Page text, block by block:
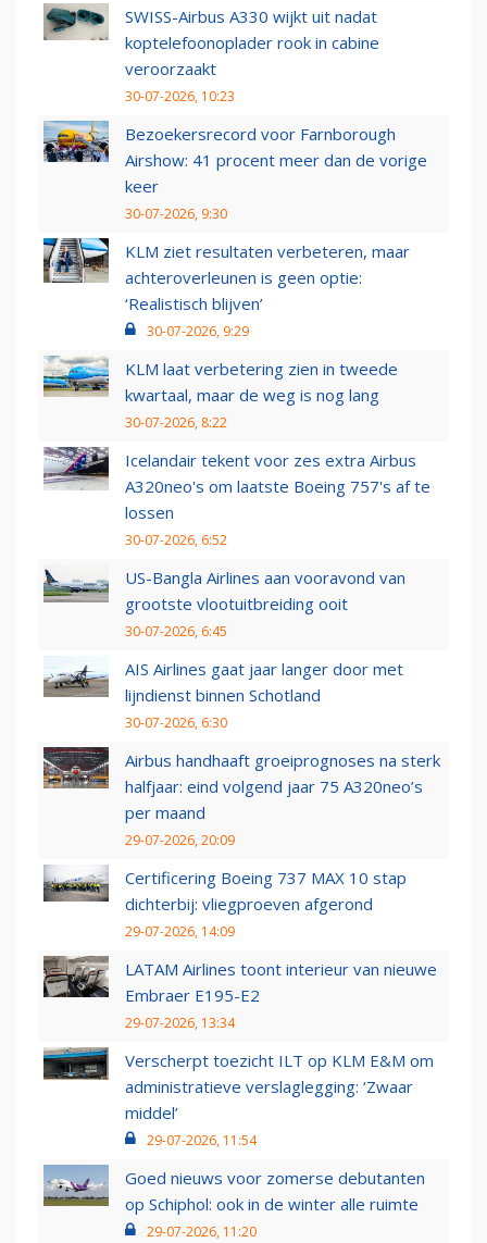
SWISS-Airbus A330 wijkt uit nadat
koptelefoonoplader rook in cabine
veroorzaakt
30-07-2026, 10:23
Bezoekersrecord voor Farnborough
Airshow: 41 procent meer dan de vorige
keer
30-07-2026, 9:30
KLM ziet resultaten verbeteren, maar
achteroverleunen is geen optie:
‘Realistisch blijven’
30-07-2026, 9:29
KLM laat verbetering zien in tweede
kwartaal, maar de weg is nog lang
30-07-2026, 8:22
Icelandair tekent voor zes extra Airbus
A320neo's om laatste Boeing 757's af te
lossen
30-07-2026, 6:52
US-Bangla Airlines aan vooravond van
grootste vlootuitbreiding ooit
30-07-2026, 6:45
AIS Airlines gaat jaar langer door met
lijndienst binnen Schotland
30-07-2026, 6:30
Airbus handhaaft groeiprognoses na sterk
halfjaar: eind volgend jaar 75 A320neo’s
per maand
29-07-2026, 20:09
Certificering Boeing 737 MAX 10 stap
dichterbij: vliegproeven afgerond
29-07-2026, 14:09
LATAM Airlines toont interieur van nieuwe
Embraer E195-E2
29-07-2026, 13:34
Verscherpt toezicht ILT op KLM E&M om
administratieve verslaglegging: ‘Zwaar
middel’
29-07-2026, 11:54
Goed nieuws voor zomerse debutanten
op Schiphol: ook in de winter alle ruimte
29-07-2026, 11:20